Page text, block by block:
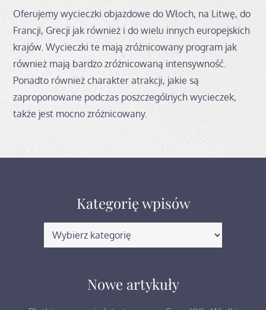
Oferujemy wycieczki objazdowe do Włoch, na Litwę, do
Francji, Grecji jak również i do wielu innych europejskich
krajów. Wycieczki te mają zróżnicowany program jak
również mają bardzo zróżnicowaną intensywność.
Ponadto również charakter atrakcji, jakie są
zaproponowane podczas poszczególnych wycieczek,
także jest mocno zróżnicowany.
Kategorię wpisów
Kategorię
wpisów
Nowe artykuły